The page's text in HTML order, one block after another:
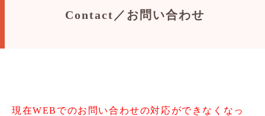
Contact／お問い合わせ
現在WEBでのお問い合わせの対応ができなくなっ